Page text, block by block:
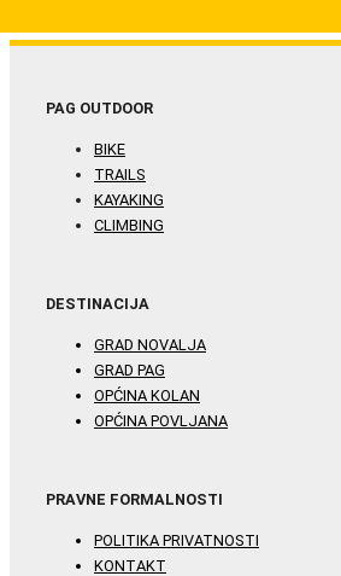
PAG OUTDOOR
BIKE
TRAILS
KAYAKING
CLIMBING
DESTINACIJA
GRAD NOVALJA
GRAD PAG
OPĆINA KOLAN
OPĆINA POVLJANA
PRAVNE FORMALNOSTI
POLITIKA PRIVATNOSTI
KONTAKT